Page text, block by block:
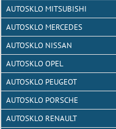
AUTOSKLO MITSUBISHI
AUTOSKLO MERCEDES
AUTOSKLO NISSAN
AUTOSKLO OPEL
AUTOSKLO PEUGEOT
AUTOSKLO PORSCHE
AUTOSKLO RENAULT